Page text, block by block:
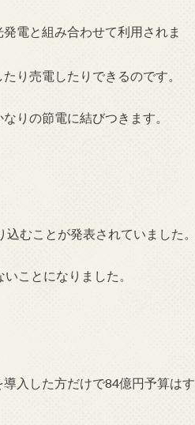
電と組み合わせて利用されま
り売電したりできるのです。
りの節電に結びつきます。
込むことが発表されていました。
ことになりました。
入した方だけで84億円予算はす